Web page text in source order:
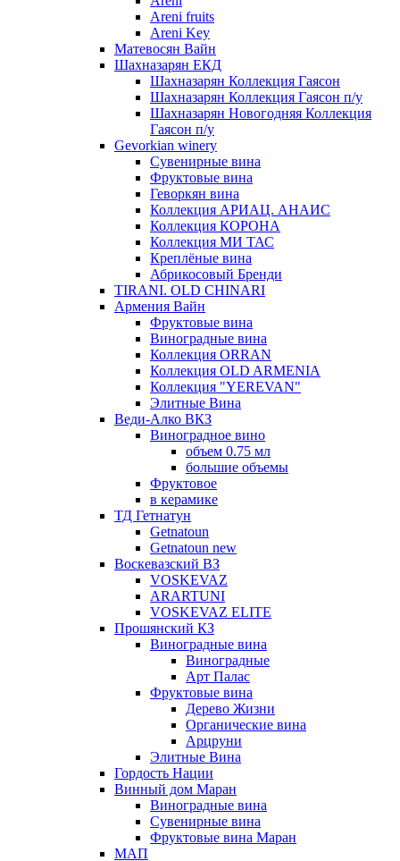
Areni fruits
Areni Key
Матевосян Вайн
Шахназарян ЕКД
Шахназарян Коллекция Гаясон
Шахназарян Коллекция Гаясон п/у
Шахназарян Новогодняя Коллекция
Гаясон п/у
Gevorkian winery
Сувенирные вина
Фруктовые вина
Геворкян вина
Коллекция АРИАЦ. АНАИС
Коллекция КОРОНА
Коллекция МИ ТАС
Креплёные вина
Абрикосовый Бренди
TIRANI. OLD CHINARI
Армения Вайн
Фруктовые вина
Виноградные вина
Коллекция ORRAN
Коллекция OLD ARMENIA
Коллекция "YEREVAN"
Элитные Вина
Веди-Алко ВКЗ
Виноградное вино
объем 0.75 мл
большие объемы
Фруктовое
в керамике
ТД Гетнатун
Getnatoun
Getnatoun new
Воскевазский ВЗ
VOSKEVAZ
ARARTUNI
VOSKEVAZ ELITE
Прошянский КЗ
Виноградные вина
Виноградные
Арт Палас
Фруктовые вина
Дерево Жизни
Органические вина
Арцруни
Элитные Вина
Гордость Нации
Винный дом Маран
Виноградные вина
Сувенирные вина
Фруктовые вина Маран
МАП